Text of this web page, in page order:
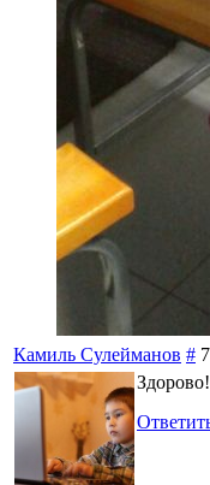
Камиль Сулейманов #